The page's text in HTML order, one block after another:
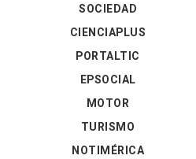
SOCIEDAD
CIENCIAPLUS
PORTALTIC
EPSOCIAL
MOTOR
TURISMO
NOTIMÉRICA